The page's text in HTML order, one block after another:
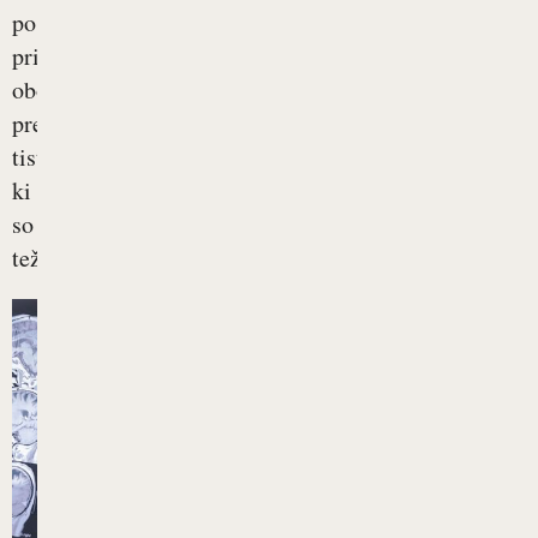
posledice
pri
obolelih,
predvsem
tistih,
ki
so
težko...